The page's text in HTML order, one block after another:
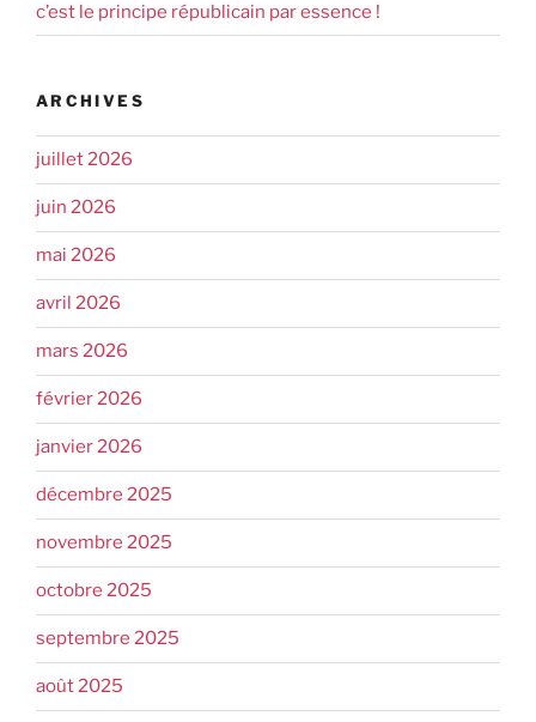
c’est le principe républicain par essence !
ARCHIVES
juillet 2026
juin 2026
mai 2026
avril 2026
mars 2026
février 2026
janvier 2026
décembre 2025
novembre 2025
octobre 2025
septembre 2025
août 2025